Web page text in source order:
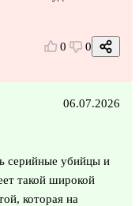
0 0
06.07.2026
серийные убийцы и
такой широкой
которая на